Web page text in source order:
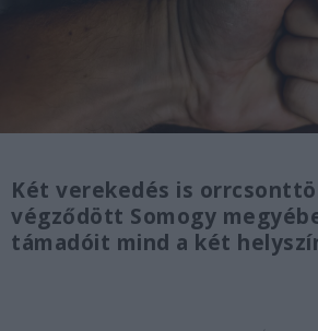
Két verekedés is
végződött Somogy
támadóit mind a két